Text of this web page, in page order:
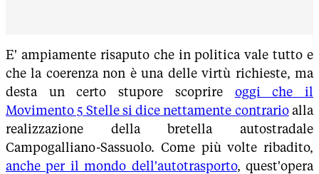
E' ampiamente risaputo che in politica vale tutto e
che la coerenza non è una delle virtù richieste, ma
desta un certo stupore scoprire oggi che il
Movimento 5 Stelle si dice nettamente contrarioalla
realizzazione della bretella autostradale
Campogalliano-Sassuolo. Come più volte ribadito,
anche per il mondo dell'autotrasporto, quest'opera